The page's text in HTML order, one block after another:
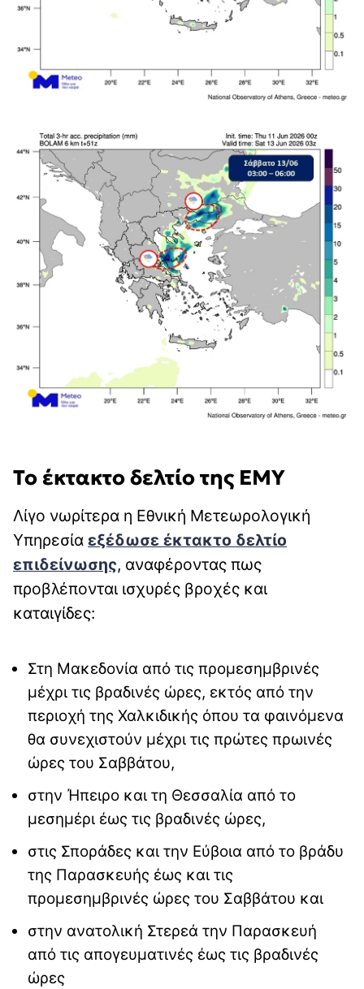
Το έκτακτο δελτίο της ΕΜΥ
Λίγο νωρίτερα η Εθνική Μετεωρολογική
Υπηρεσία εξέδωσε έκτακτο δελτίο
επιδείνωσης, αναφέροντας πως
προβλέπονται ισχυρές βροχές και
καταιγίδες:
Στη Μακεδονία από τις προμεσημβρινές
μέχρι τις βραδινές ώρες, εκτός από την
περιοχή της Χαλκιδικής όπου τα φαινόμενα
θα συνεχιστούν μέχρι τις πρώτες πρωινές
ώρες του Σαββάτου,
στην Ήπειρο και τη Θεσσαλία από το
μεσημέρι έως τις βραδινές ώρες,
στις Σποράδες και την Εύβοια από το βράδυ
της Παρασκευής έως και τις
προμεσημβρινές ώρες του Σαββάτου και
στην ανατολική Στερεά την Παρασκευή
από τις απογευματινές έως τις βραδινές
ώρες